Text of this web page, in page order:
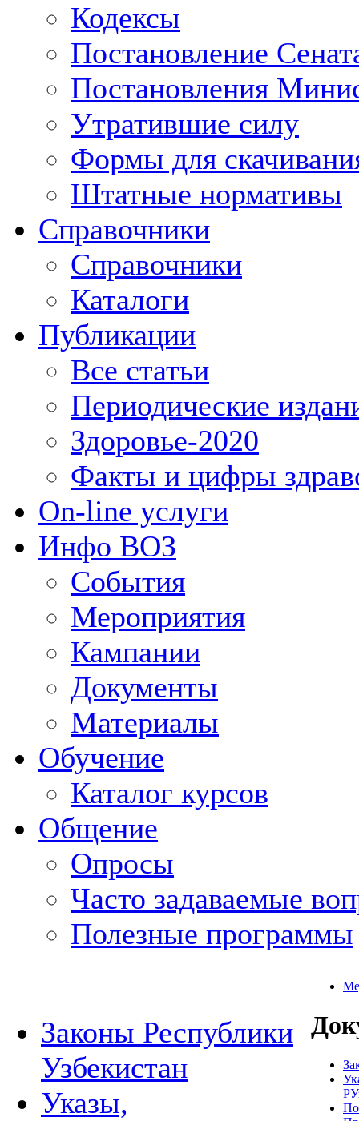
Кодексы
Постановление
Постановления
Утратившие силу
Формы для
Штатные нормативы
Справочники
Справочники
Каталоги
Публикации
Все статьи
Периодические
Здоровье-2020
Факты и цифры
On-line услуги
Инфо ВОЗ
События
Мероприятия
Кампании
Документы
Материалы
Обучение
Каталог курсов
Общение
Опросы
Часто задаваемые
Полезные программы
Законы Республики
Узбекистан
Указы,